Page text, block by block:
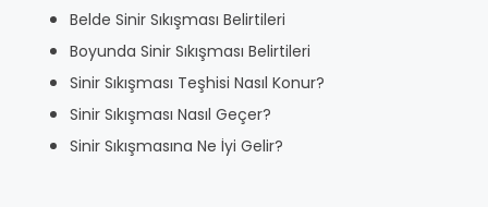
Belde Sinir Sıkışması Belirtileri
Boyunda Sinir Sıkışması Belirtileri
Sinir Sıkışması Teşhisi Nasıl Konur?
Sinir Sıkışması Nasıl Geçer?
Sinir Sıkışmasına Ne İyi Gelir?